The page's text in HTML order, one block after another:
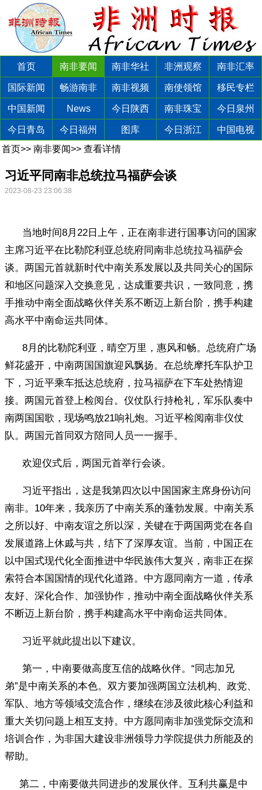
首页 南非要闻 南非华社 非洲观察 南非汇率
国际新闻 畅游南非 南非视频 南使领馆 移民专栏
中国新闻 News 今日陕西 南非珠宝 今日泉州
今日青岛 今日福州 图库 今日浙江
中国电视
首页>> 南非要闻>> 查看详情
习近平同南非总统拉马福萨会谈
2023-08-23 23:06:38
当地时间8月22日上午，正在南非进行国事访问的国家
主席习近平在比勒陀利亚总统府同南非总统拉马福萨会
谈。两国元首就新时代中南关系发展以及共同关心的国际
和地区问题深入交换意见，达成重要共识，一致同意，携
手推动中南全面战略伙伴关系不断迈上新台阶，携手构建
高水平中南命运共同体。
8月的比勒陀利亚，晴空万里，惠风和畅。总统府广场
鲜花盛开，中南两国国旗迎风飘扬。在总统摩托车队护卫
下，习近平乘车抵达总统府，拉马福萨在下车处热情迎
接。两国元首登上检阅台。仪仗队行持枪礼，军乐队奏中
南两国国歌，现场鸣放21响礼炮。习近平检阅南非仪仗
队。两国元首同双方陪同人员一一握手。
欢迎仪式后，两国元首举行会谈。
习近平指出，这是我第四次以中国国家主席身份访问
南非。10年来，我亲历了中南关系的蓬勃发展。中南关系
之所以好、中南友谊之所以深，关键在于两国两党在各自
发展道路上休戚与共，结下了深厚友谊。当前，中国正在
以中国式现代化全面推进中华民族伟大复兴，南非正在探
索符合本国国情的现代化道路。中方愿同南方一道，传承
友好、深化合作、加强协作，推动中南全面战略伙伴关系
不断迈上新台阶，携手构建高水平中南命运共同体。
习近平就此提出以下建议。
第一，中南要做高度互信的战略伙伴。“同志加兄
弟”是中南关系的本色。双方要加强两国立法机构、政党、
军队、地方等领域交流合作，继续在涉及彼此核心利益和
重大关切问题上相互支持。中方愿同南非加强党际交流和
培训合作，为非国大建设非洲领导力学院提供力所能及的
帮助。
第二，中南要做共同进步的发展伙伴。互利共赢是中